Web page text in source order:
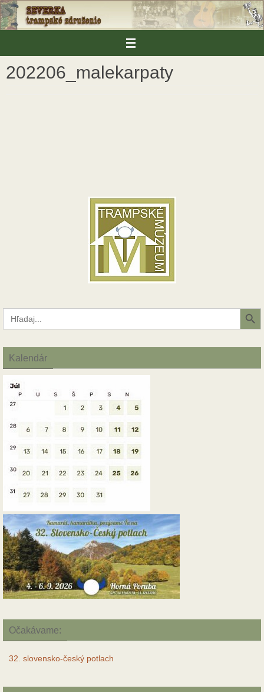
Skip
to
content
202206_malekarpaty
Search
for:
Search Button
Kalendár
Očakávame:
32. slovensko-český potlach